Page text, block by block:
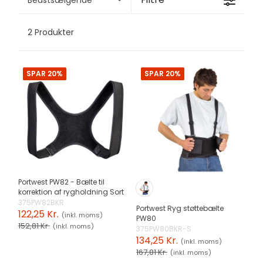
2 Produkter
SPAR 20%
Portwest PW82 - Bælte til
korrektion af rygholdning Sort
375PW82BKR
122,25 Kr. (inkl. moms)
152,81 Kr. (inkl. moms)
SPAR 20%
Portwest Ryg støttebælte
PW80
375PW80BKR-S
134,25 Kr. (inkl. moms)
167,81 Kr. (inkl. moms)